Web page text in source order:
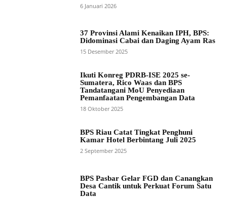
6 Januari 2026
37 Provinsi Alami Kenaikan IPH, BPS:
Didominasi Cabai dan Daging Ayam Ras
15 Desember 2025
Ikuti Konreg PDRB-ISE 2025 se-
Sumatera, Rico Waas dan BPS
Tandatangani MoU Penyediaan
Pemanfaatan Pengembangan Data
18 Oktober 2025
BPS Riau Catat Tingkat Penghuni
Kamar Hotel Berbintang Juli 2025
2 September 2025
BPS Pasbar Gelar FGD dan Canangkan
Desa Cantik untuk Perkuat Forum Satu
Data